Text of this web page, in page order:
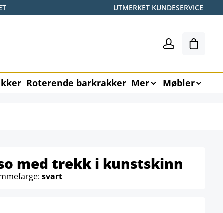
UTMERKET KUNDESERVICE
Roterende barkrakker Mer Møbler
med trekk i kunstskinn
svart